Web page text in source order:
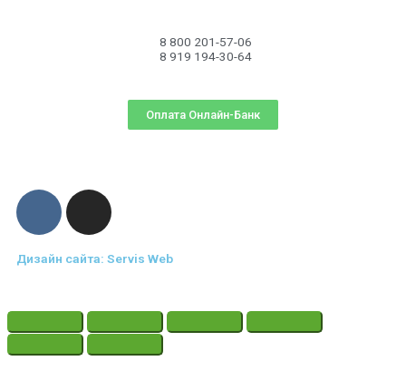
8 800 201-57-06
8 919 194-30-64
Оплата Онлайн-Банк
Дизайн сайта: Servis Web